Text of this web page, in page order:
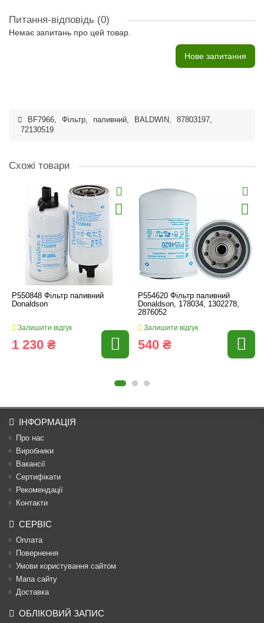
Питання-відповідь (0)
Немає запитань про цей товар.
Нове запитання
BF7966, Фільтр, паливний, BALDWIN, 87803197,
72130519
Схожі товари
P550848 Фільтр паливний
Donaldson
Залишити відгук
1 230 ₴
P554620 Фільтр паливний
Donaldson, 178034, 1302278,
2876052
Залишити відгук
540 ₴
ІНФОРМАЦІЯ
Про нас
Виробники
Вакансії
Сертифікати
Рекомендації
Контакти
СЕРВІС
Оплата
Повернення
Умови користування сайтом
Мапа сайту
Доставка
ОБЛІКОВИЙ ЗАПИС